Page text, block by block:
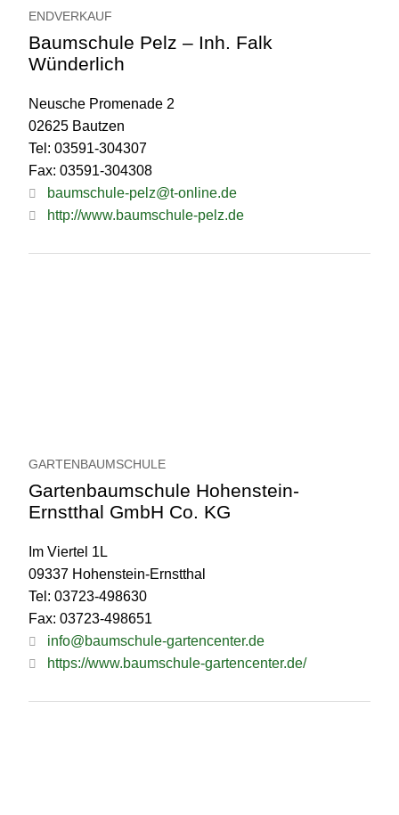
ENDVERKAUF
Baumschule Pelz – Inh. Falk
Wünderlich
Neusche Promenade 2
02625 Bautzen
Tel: 03591-304307
Fax: 03591-304308
baumschule-pelz@t-online.de
http://www.baumschule-pelz.de
GARTENBAUMSCHULE
Gartenbaumschule Hohenstein-
Ernstthal GmbH Co. KG
Im Viertel 1L
09337 Hohenstein-Ernstthal
Tel: 03723-498630
Fax: 03723-498651
info@baumschule-gartencenter.de
https://www.baumschule-gartencenter.de/